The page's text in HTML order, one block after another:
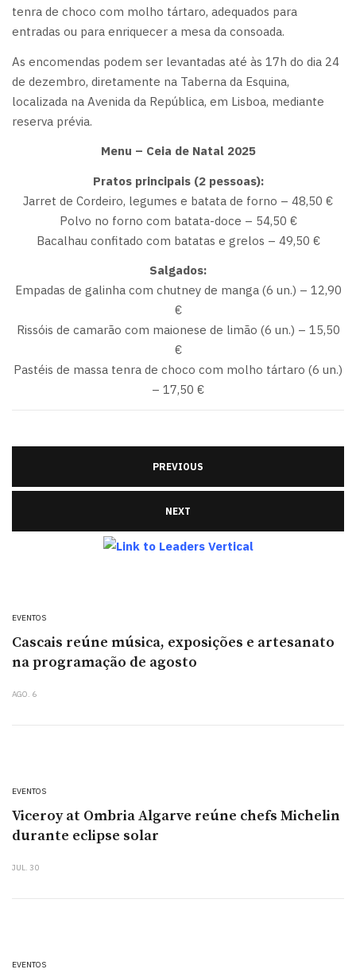
tenra de choco com molho tártaro, adequados para
entradas ou para enriquecer a mesa da consoada.
As encomendas podem ser levantadas até às 17h do dia 24
de dezembro, diretamente na Taberna da Esquina,
localizada na Avenida da República, em Lisboa, mediante
reserva prévia.
Menu – Ceia de Natal 2025
Pratos principais (2 pessoas):
Jarret de Cordeiro, legumes e batata de forno – 48,50 €
Polvo no forno com batata-doce – 54,50 €
Bacalhau confitado com batatas e grelos – 49,50 €
Salgados:
Empadas de galinha com chutney de manga (6 un.) – 12,90
€
Rissóis de camarão com maionese de limão (6 un.) – 15,50
€
Pastéis de massa tenra de choco com molho tártaro (6 un.)
– 17,50 €
PREVIOUS
NEXT
EVENTOS
Cascais reúne música, exposições e artesanato
na programação de agosto
AGO. 6
EVENTOS
Viceroy at Ombria Algarve reúne chefs Michelin
durante eclipse solar
JUL. 30
EVENTOS